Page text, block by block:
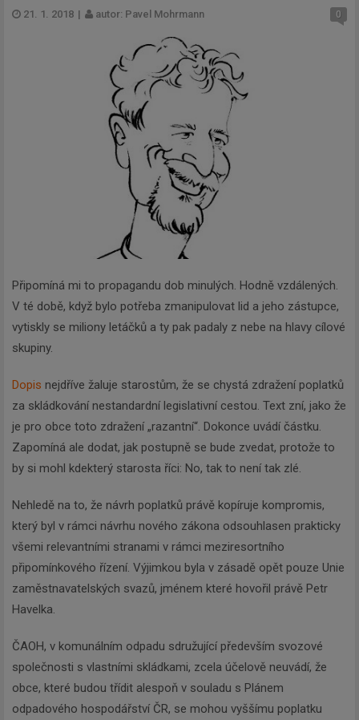
21. 1. 2018 | autor: Pavel Mohrmann 0
Připomíná mi to propagandu dob minulých. Hodně vzdálených.
V té době, když bylo potřeba zmanipulovat lid a jeho zástupce,
vytiskly se miliony letáčků a ty pak padaly z nebe na hlavy cílové
skupiny.
Dopis nejdříve žaluje starostům, že se chystá zdražení poplatků
za skládkování nestandardní legislativní cestou. Text zní, jako že
je pro obce toto zdražení „razantní“. Dokonce uvádí částku.
Zapomíná ale dodat, jak postupně se bude zvedat, protože to
by si mohl kdekterý starosta říci: No, tak to není tak zlé.
Nehledě na to, že návrh poplatků právě kopíruje kompromis,
který byl v rámci návrhu nového zákona odsouhlasen prakticky
všemi relevantními stranami v rámci meziresortního
připomínkového řízení. Výjimkou byla v zásadě opět pouze Unie
zaměstnavatelských svazů, jménem které hovořil právě Petr
Havelka.
ČAOH, v komunálním odpadu sdružující především svozové
společnosti s vlastními skládkami, zcela účelově neuvádí, že
obce, které budou třídit alespoň v souladu s Plánem
odpadového hospodářství ČR, se mohou vyššímu poplatku